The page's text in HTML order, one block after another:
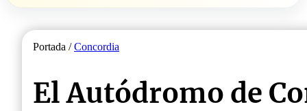
Portada /Concordia
El Autódromo de